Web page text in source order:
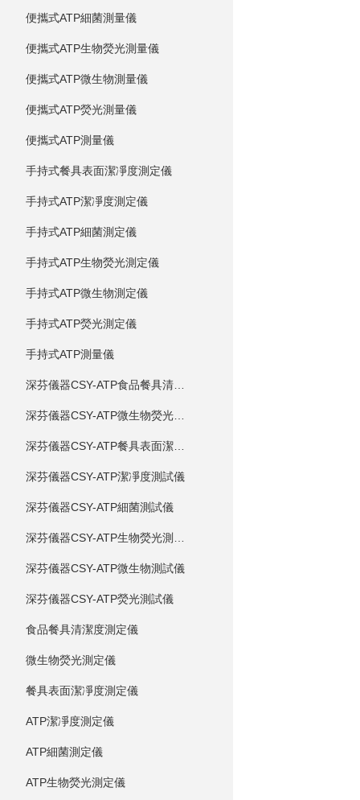
便攜式ATP細菌測量儀
便攜式ATP生物熒光測量儀
便攜式ATP微生物測量儀
便攜式ATP熒光測量儀
便攜式ATP測量儀
手持式餐具表面潔凈度測定儀
手持式ATP潔凈度測定儀
手持式ATP細菌測定儀
手持式ATP生物熒光測定儀
手持式ATP微生物測定儀
手持式ATP熒光測定儀
手持式ATP測量儀
深芬儀器CSY-ATP潔凈度測試儀
深芬儀器CSY-ATP細菌測試儀
深芬儀器CSY-ATP微生物測試儀
深芬儀器CSY-ATP熒光測試儀
食品餐具清潔度測定儀
微生物熒光測定儀
餐具表面潔凈度測定儀
ATP潔凈度測定儀
ATP細菌測定儀
ATP生物熒光測定儀